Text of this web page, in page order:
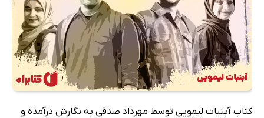
کتاب آبنبات لیمویی توسط مهرداد صدقی به نگارش درآمده و